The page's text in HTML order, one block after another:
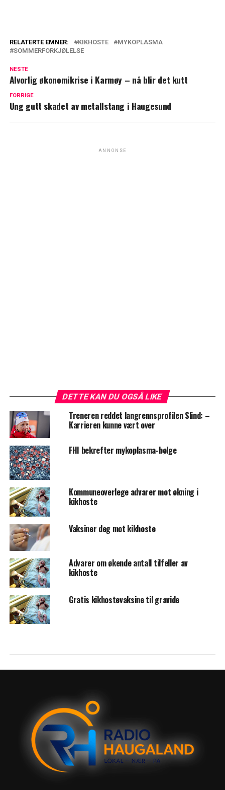
RELATERTE EMNER: KIKHOSTE
MYKOPLASMA
SOMMERFORKJØLELSE
NESTE
Alvorlig økonomikrise i Karmøy – nå blir det kutt
FORRIGE
Ung gutt skadet av metallstang i Haugesund
ANNONSE
DETTE KAN DU OGSÅ LIKE
Treneren reddet langrennsprofilen Slind: –
Karrieren kunne vært over
FHI bekrefter mykoplasma-bølge
Kommuneoverlege advarer mot økning i
kikhoste
Vaksiner deg mot kikhoste
Advarer om økende antall tilfeller av
kikhoste
Gratis kikhostevaksine til gravide